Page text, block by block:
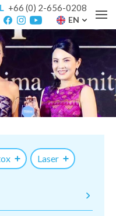
+66 (0) 2-656-0208
EN
Laser